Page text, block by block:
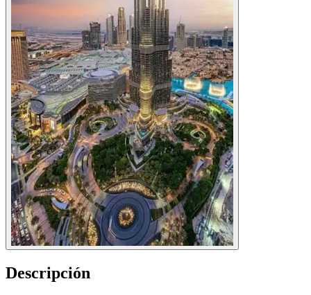
Descripción